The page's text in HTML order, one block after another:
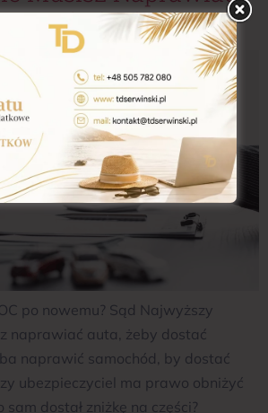
Pieniądze
po nowemu? Sąd Najwyższy
naprawiać auta, żeby dostać
naprawić samochód, by dostać
ubezpieczyciel ma prawo obniżyć
dostał zniżkę na części?